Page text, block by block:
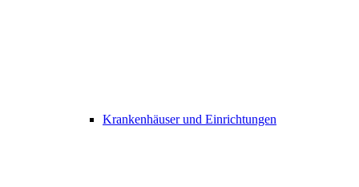
Krankenhäuser und Einrichtungen